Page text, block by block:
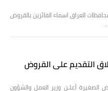
العراق اسماء الفائزين بالقروض
التقديم على القروض
الصغيرة أعلـن وزير العمل والشؤون